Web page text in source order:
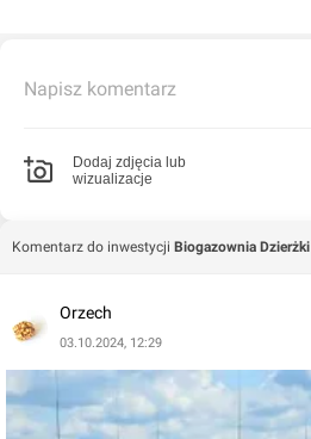
Napisz komentarz
Dodaj zdjęcia lub
wizualizacje
Komentarz do inwestycji Biogazownia Dzierżki
Orzech
03.10.2024, 12:29